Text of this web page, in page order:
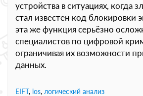
устройства в ситуациях, когда
стал известен код блокировки
эта же функция серьёзно
специалистов по цифровой
ограничивая их возможности
данных.
EIFT, ios, логический анализ